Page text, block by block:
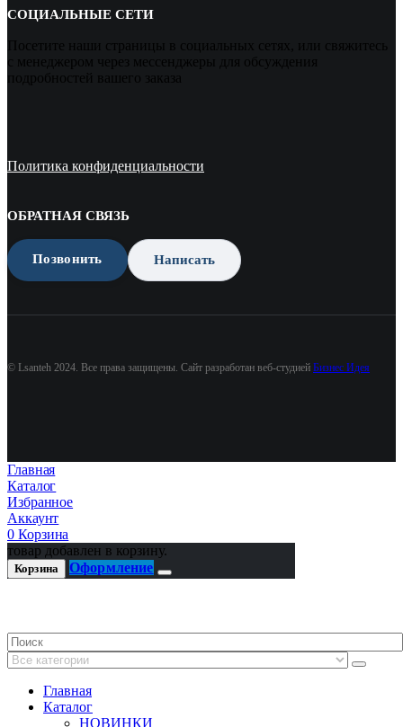
СОЦИАЛЬНЫЕ СЕТИ
Посетите наши страницы в социальных сетях, или свяжитесь
с менеджером через мессенджеры для обсуждения
подробностей вашего заказа
Политика конфиденциальности
ОБРАТНАЯ СВЯЗЬ
Позвонить Написать
© Lsanteh 2024. Все права защищены. Сайт разработан веб-студией Бизнес Идея
Главная
Каталог
Избранное
Аккаунт
0 Корзина
товар добавлен в корзину.
Корзина Оформление
Главная
Каталог
НОВИНКИ